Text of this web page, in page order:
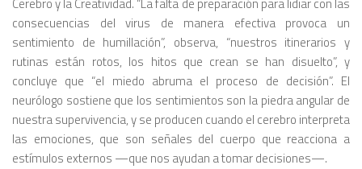
Cerebro y la Creatividad. “La falta de preparación para lidiar con las
consecuencias del virus de manera efectiva provoca un
sentimiento de humillación”, observa, “nuestros itinerarios y
rutinas están rotos, los hitos que crean se han disuelto”, y
concluye que “el miedo abruma el proceso de decisión”. El
neurólogo sostiene que los sentimientos son la piedra angular de
nuestra supervivencia, y se producen cuando el cerebro interpreta
las emociones, que son señales del cuerpo que reacciona a
estímulos externos —que nos ayudan a tomar decisiones—.